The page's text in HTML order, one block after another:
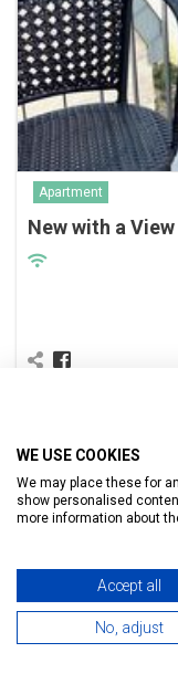
WE USE COOKIES
We may place these for
show personalised
more information about
Accept all
No, adjust
Apartment
New with a